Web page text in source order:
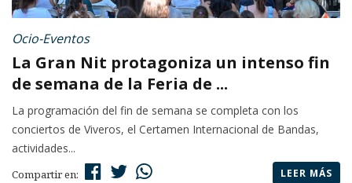
Ocio-Eventos
La Gran Nit protagoniza un intenso fin
de semana de la Feria de ...
La programación del fin de semana se completa con los
conciertos de Viveros, el Certamen Internacional de Bandas,
actividades...
Compartir en: LEER MÁS